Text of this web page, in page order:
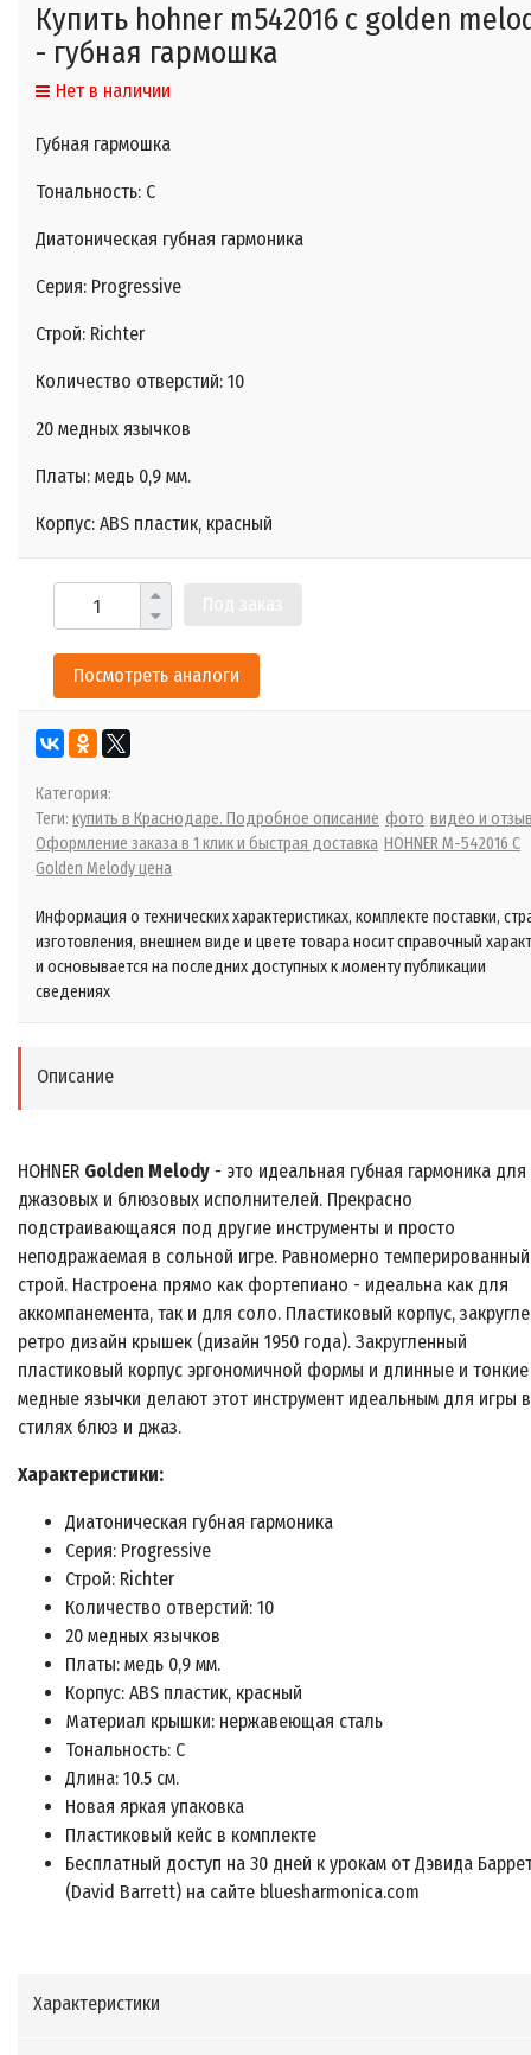
Купить hohner m542016 c golden
- губная гармошка
Нет в наличии
Губная гармошка
Тональность: C
Диатоническая губная гармоника
Серия: Progressive
Строй: Richter
Количество отверстий: 10
20 медных язычков
Платы: медь 0,9 мм.
Корпус: ABS пластик, красный
Посмотреть аналоги
Категория:
Теги: купить в Краснодаре. Подробное описание фото видео и
Оформление заказа в 1 клик и быстрая доставка HOHNER M-542016 C
Golden Melody цена
Информация о технических характеристиках, комплекте поставки,
изготовления, внешнем виде и цвете товара носит справочный
и основывается на последних доступных к моменту публикации
сведениях
Описание
HOHNER Golden Melody - это идеальная губная гармоника для
джазовых и блюзовых исполнителей. Прекрасно
подстраивающаяся под другие инструменты и просто
неподражаемая в сольной игре. Равномерно темперированный
строй. Настроена прямо как фортепиано - идеальна как для
аккомпанемента, так и для соло. Пластиковый корпус,
ретро дизайн крышек (дизайн 1950 года). Закругленный
пластиковый корпус эргономичной формы и длинные и тонкие
медные язычки делают этот инструмент идеальным для игры в
стилях блюз и джаз.
Характеристики:
Диатоническая губная гармоника
Серия: Progressive
Строй: Richter
Количество отверстий: 10
20 медных язычков
Платы: медь 0,9 мм.
Корпус: ABS пластик, красный
Материал крышки: нержавеющая сталь
Тональность: C
Длина: 10.5 см.
Новая яркая упаковка
Пластиковый кейс в комплекте
Бесплатный доступ на 30 дней к урокам от Дэвида
(David Barrett) на сайте bluesharmonica.com
Характеристики